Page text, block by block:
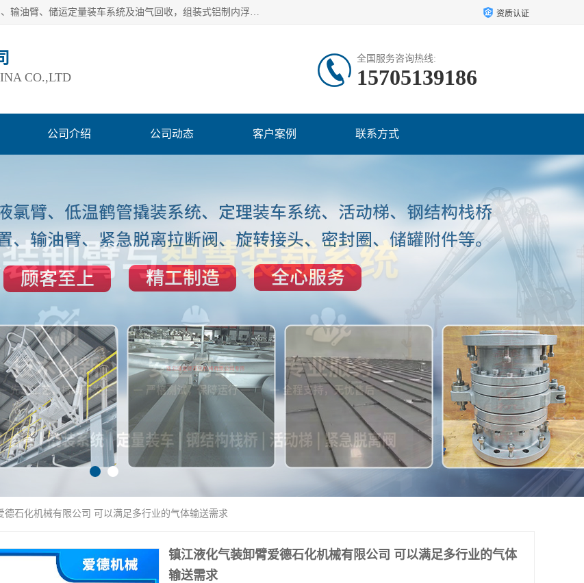
连云港爱德石化机械有限公司主要产品有：鹤管、旋转接头、密封圈、输油臂、储运定量装车系统及油气回收，组装式铝制内浮盘及油罐附件、钢结构栈桥/平台、活动梯、紧急脱离拉断阀等。完备的制造和检测手段以及高素质的员工确保了产品的质量。 资质认证
CO.,LTD
全国服务咨询热线:
15705139186
公司介绍 公司动态 客户案例 联系方式
德石化机械有限公司 可以满足多行业的气体输送需求
镇江液化气装卸臂爱德石化机械有限公司 可以满足多行业的气体
输送需求